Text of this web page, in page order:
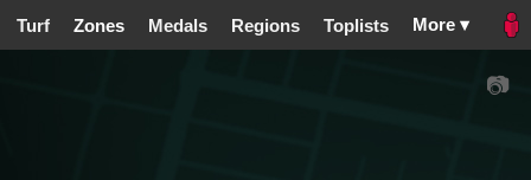
Turf Zones Medals Regions Toplists More ▾
📷